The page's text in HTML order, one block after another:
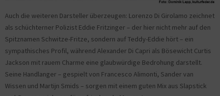
Auch die weiteren Darsteller überzeugen: Lorenzo Di Girolamo zeichnet
als schüchterner Polizist Eddie Fritzinger – der hier nicht mehr auf den
Spitznamen Schwitze-Fritze, sondern auf Teddy-Eddie hört – ein
sympathisches Profil, während Alexander Di Capri als Bösewicht Curtis
Jackson mit rauem Charme eine glaubwürdige Bedrohung darstellt.
Seine Handlanger – gespielt von Francesco Alimonti, Sander van
Wissen und Martijn Smids – sorgen mit einem guten Mix aus Slapstick